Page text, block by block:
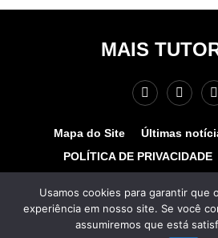
MAIS
Mapa do Site Últimas
POLÍTICA DE PRIVACIDADE
© COPYRIGHT 2025 - MAIS
DIREITOS RESERVADOS.
Usamos cookies para garantir que
experiência em nosso site. Se você
assumiremos que está